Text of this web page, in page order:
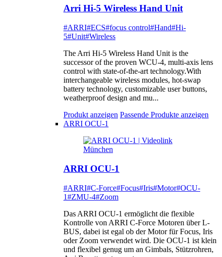
Arri Hi-5 Wireless Hand Unit
#ARRI#ECS#focus control#Hand#Hi-
5#Unit#Wireless
The Arri Hi-5 Wireless Hand Unit is the
successor of the proven WCU-4, multi-axis lens
control with state-of-the-art technology.With
interchangeable wireless modules, hot-swap
battery technology, customizable user buttons,
weatherproof design and mu...
Produkt anzeigen Passende Produkte anzeigen
ARRI OCU-1
ARRI OCU-1
#ARRI#C-Force#Focus#Iris#Motor#OCU-
1#ZMU-4#Zoom
Das ARRI OCU-1 ermöglicht die flexible
Kontrolle von ARRI C-Force Motoren über L-
BUS, dabei ist egal ob der Motor für Focus, Iris
oder Zoom verwendet wird. Die OCU-1 ist klein
und flexibel genug um an Gimbals, Stützrohren,